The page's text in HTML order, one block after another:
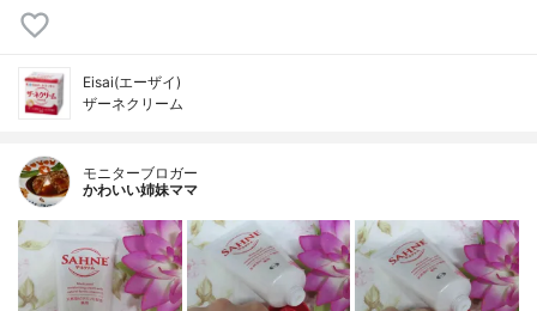
Eisai(エーザイ)
ザーネクリーム
モニターブロガー
かわいい姉妹ママ